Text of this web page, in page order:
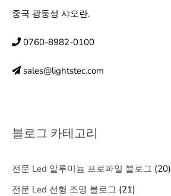
중국 광둥성 샤오란.
0760-8982-0100
sales@lightstec.com
블로그 카테고리
전문 Led 알루미늄 프로파일 블로그 (20)
전문 Led 선형 조명 블로그 (21)